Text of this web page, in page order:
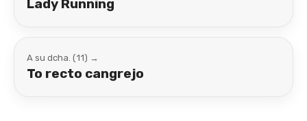
Lady Running
A su dcha. (11) →
To recto cangrejo